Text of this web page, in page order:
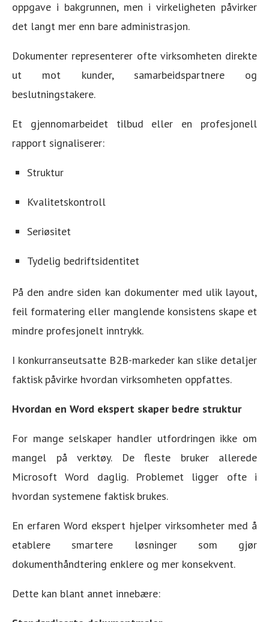
oppgave i bakgrunnen, men i virkeligheten påvirker
det langt mer enn bare administrasjon.
Dokumenter representerer ofte virksomheten direkte
ut mot kunder, samarbeidspartnere og
beslutningstakere.
Et gjennomarbeidet tilbud eller en profesjonell
rapport signaliserer:
Struktur
Kvalitetskontroll
Seriøsitet
Tydelig bedriftsidentitet
På den andre siden kan dokumenter med ulik layout,
feil formatering eller manglende konsistens skape et
mindre profesjonelt inntrykk.
I konkurranseutsatte B2B-markeder kan slike detaljer
faktisk påvirke hvordan virksomheten oppfattes.
Hvordan en Word ekspert skaper bedre struktur
For mange selskaper handler utfordringen ikke om
mangel på verktøy. De fleste bruker allerede
Microsoft Word daglig. Problemet ligger ofte i
hvordan systemene faktisk brukes.
En erfaren Word ekspert hjelper virksomheter med å
etablere smartere løsninger som gjør
dokumenthåndtering enklere og mer konsekvent.
Dette kan blant annet innebære: